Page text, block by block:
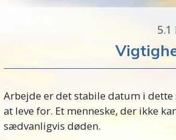
5.‎1
Arbejde er det stabile datum i
at leve for. Et menneske, der ikke
sædvanligvis døden.